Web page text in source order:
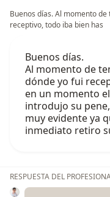
Buenos días. Al momento
receptivo, todo iba bien has
Buenos días.
Al momento de
dónde yo fui
en un momento
introdujo su
muy evidente ya
inmediato retiro
RESPUESTA DEL